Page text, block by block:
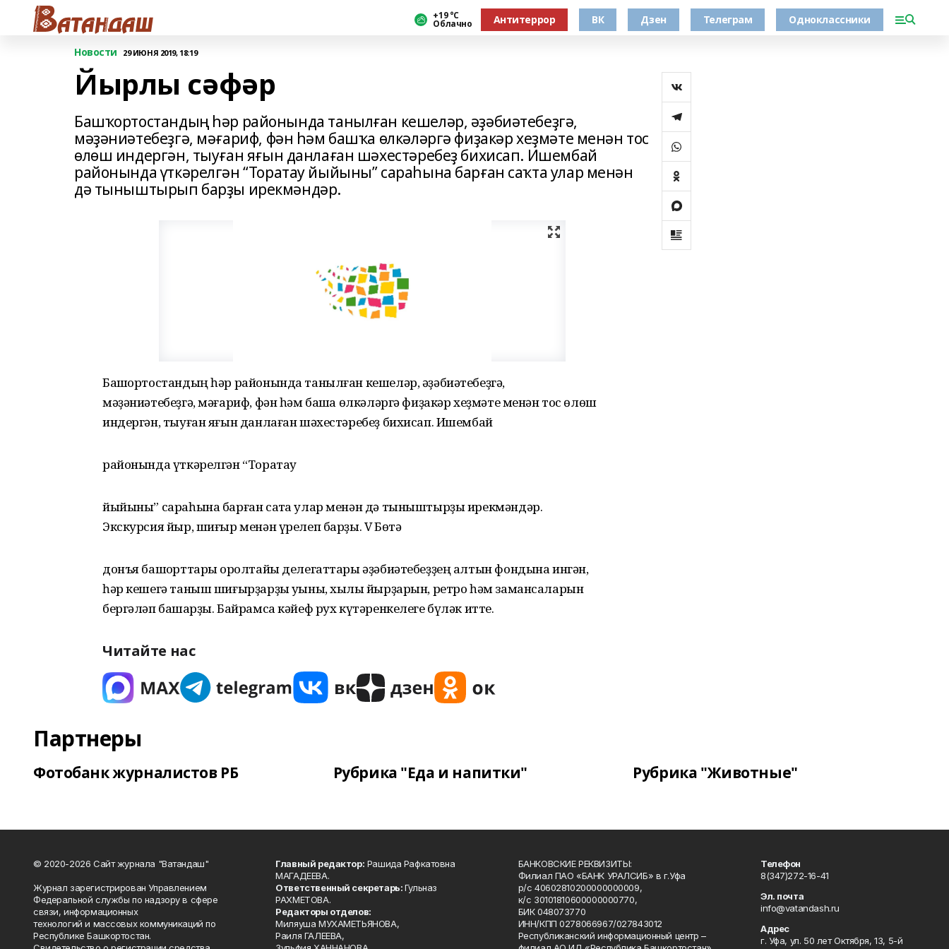
+19 °С
Облачно Антитеррор ВК Дзен Телеграм Одноклассники
Новости 29 ИЮНЯ 2019, 18:19
Йырлы сәфәр
Башҡортостандың һәр районында танылған кешеләр, әҙәбиәтебеҙгә,
мәҙәниәтебеҙгә, мәғариф, фән һәм башҡа өлкәләргә фиҙакәр хеҙмәте менән тос
өлөш индергән, тыуған яғын данлаған шәхестәребеҙ бихисап. Ишембай
районында үткәрелгән “Торатау йыйыны” сараһына барған саҡта улар менән
дә тыныштырып барҙы ирекмәндәр.
Башҡортостандың һәр районында танылған кешеләр, әҙәбиәтебеҙгә,
мәҙәниәтебеҙгә, мәғариф, фән һәм башҡа өлкәләргә фиҙакәр хеҙмәте менән тос өлөш
индергән, тыуған яғын данлаған шәхестәребеҙ бихисап. Ишембай
районында үткәрелгән “Торатау
йыйыны” сараһына барған саҡта улар менән дә тыныштырҙы ирекмәндәр.
Экскурсия йыр, шиғыр менән үрелеп барҙы. V Бөтә
донъя башҡорттары ҡоролтайы делегаттары әҙәбиәтебеҙҙең алтын фондына ингән,
һәр кешегә таныш шиғырҙарҙы уҡыны, хылыҡ йырҙарын, ретро һәм замансаларын
бергәләп башҡарҙы. Байрамса кәйеф рух күтәренкелеге бүләк итте.
Читайте нас
Партнеры
Фотобанк журналистов РБ Рубрика "Еда и напитки" Рубрика "Животные"
© 2020-2026 Сайт журнала "Ватандаш"
Журнал зарегистрирован Управлением
Федеральной службы по надзору в сфере
связи, информационных
технологий и массовых коммуникаций по
Республике Башкортостан.
Главный редактор: Рашида Рафкатовна
МАГАДЕЕВА.
Ответственный секретарь:Гульназ
РАХМЕТОВА.
Редакторы отделов:
Миляуша МУХАМЕТЬЯНОВА,
Раиля ГАЛЕЕВА,
БАНКОВСКИЕ РЕКВИЗИТЫ:
Филиал ПАО «БАНК УРАЛСИБ» в г.Уфа
р/с 40602810200000000009,
к/с 30101810600000000770,
БИК 048073770
ИНН/КПП 0278066967/027843012
Республиканский информационный центр –
Телефон
8(347)272-16-41
Эл. почта
info@vatandash.ru
Адрес
г. Уфа, ул. 50 лет Октября, 13, 5-й